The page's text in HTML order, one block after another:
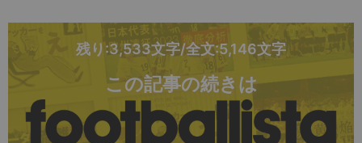
残り:3,533文字/全文:5,146文字
この記事の続きは